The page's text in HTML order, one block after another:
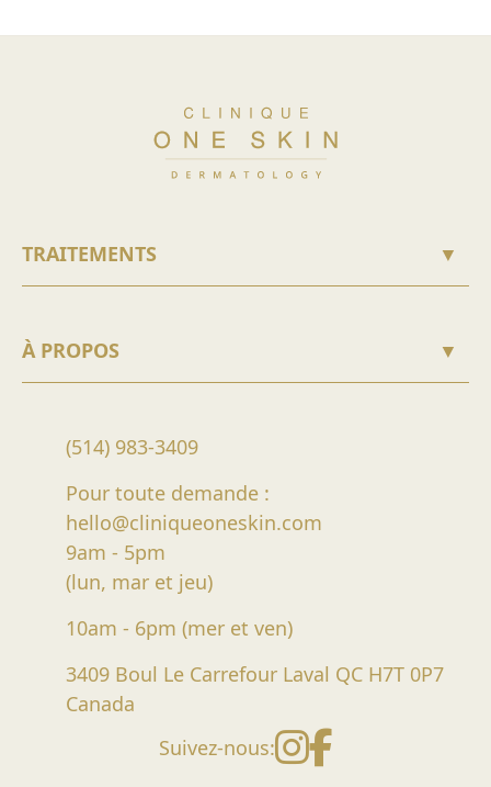
TRAITEMENTS ▼
À PROPOS ▼
(514) 983-3409
Pour toute demande :
hello@cliniqueoneskin.com
9am - 5pm
(lun, mar et jeu)
10am - 6pm (mer et ven)
3409 Boul Le Carrefour Laval QC H7T 0P7
Canada
Suivez-nous: